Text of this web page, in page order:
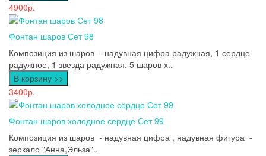
4900р.
Фонтан шаров Сет 98
Композиция из шаров - надувная цифра радужная, 1 сердце
радужное, 1 звезда радужная, 5 шаров х..
В корзину >>
3400р.
Фонтан шаров холодное сердце Сет 99
Композиция из шаров - надувная цифра , надувная фигура -
зеркало "Анна,Эльза"..